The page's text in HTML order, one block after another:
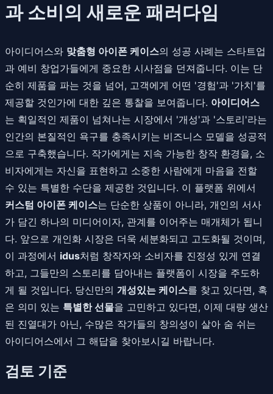
과 소비의 새로운 패러다임
아이디어스와 맞춤형 아이폰 케이스의 성공 사례는 스타트업
과 예비 창업가들에게 중요한 시사점을 던져줍니다. 이는 단
순히 제품을 파는 것을 넘어, 고객에게 어떤 '경험'과 '가치'를
제공할 것인가에 대한 깊은 통찰을 보여줍니다. 아이디어스
는 획일적인 제품이 넘쳐나는 시장에서 '개성'과 '스토리'라는
인간의 본질적인 욕구를 충족시키는 비즈니스 모델을 성공적
으로 구축했습니다. 작가에게는 지속 가능한 창작 환경을, 소
비자에게는 자신을 표현하고 소중한 사람에게 마음을 전할
수 있는 특별한 수단을 제공한 것입니다. 이 플랫폼 위에서
커스텀 아이폰 케이스는 단순한 상품이 아니라, 개인의 서사
가 담긴 하나의 미디어이자, 관계를 이어주는 매개체가 됩니
다. 앞으로 개인화 시장은 더욱 세분화되고 고도화될 것이며,
이 과정에서 idus처럼 창작자와 소비자를 진정성 있게 연결
하고, 그들만의 스토리를 담아내는 플랫폼이 시장을 주도하
게 될 것입니다. 당신만의 개성있는 케이스를 찾고 있다면, 혹
은 의미 있는 특별한 선물을 고민하고 있다면, 이제 대량 생산
된 진열대가 아닌, 수많은 작가들의 창의성이 살아 숨 쉬는
아이디어스에서 그 해답을 찾아보시길 바랍니다.
검토 기준